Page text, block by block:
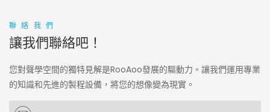
聯絡我們
讓我們聯絡吧！
您對聲學空間的獨特見解是RooAoo發展的驅動力。讓我們運用專業
的知識和先進的製程設備，將您的想像變為現實。